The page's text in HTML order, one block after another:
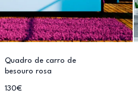
Quadro de carro de
besouro rosa
130€